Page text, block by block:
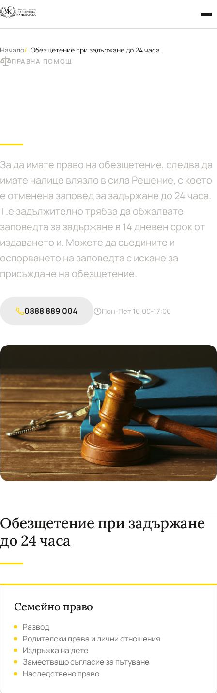
Начало Обезщетение при задържане до 24 часа
ПРАВНА ПОМОЩ
За да имате право на обезщетение, следва да
имате налице влязло в сила Решение, с което
е отменена заповед за задържане до 24 часа.
Т.е задължително трябва да обжалвате
заповедта за задържане в 14 дневен срок от
издаването и. Можете да съедините и
оспорването на заповедта с искане за
присъждане на обезщетение.
0888 889 004 Пон-Пет 10:00-17:00
Обезщетение при задържане
до 24 часа
Семейно право
Развод
Родителски права и лични отношения
Издръжка на дете
Заместващо съгласие за пътуване
Наследствено право